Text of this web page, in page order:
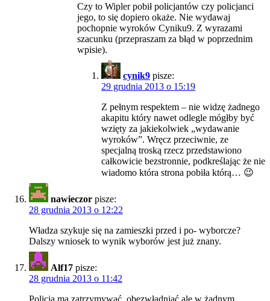
Czy to Wipler pobił policjantów czy policjanci
jego, to się dopiero okaże. Nie wydawaj
pochopnie wyroków Cyniku9. Z wyrazami
szacunku (przepraszam za błąd w poprzednim
wpisie).
cynik9 pisze:
29 grudnia 2013 o 15:19
Z pełnym respektem – nie widzę żadnego
akapitu który nawet odlegle mógłby być
wzięty za jakiekolwiek „wydawanie
wyroków”. Wręcz przeciwnie, ze
specjalną troską rzecz przedstawiono
całkowicie bezstronnie, podkreślając że nie
wiadomo która strona pobiła którą… 😉
nawieczor pisze:
28 grudnia 2013 o 12:22
Władza szykuje się na zamieszki przed i po- wyborcze?
Dalszy wniosek to wynik wyborów jest już znany.
Alf17 pisze:
28 grudnia 2013 o 11:42
Policja ma zatrzymywać, obezwładniać ale w żadnym